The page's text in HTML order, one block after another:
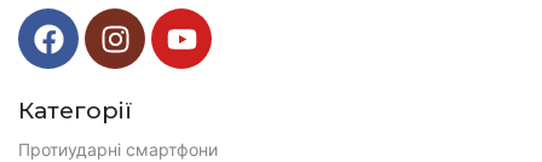
Категорії
Протиударні смартфони